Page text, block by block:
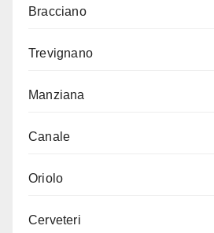
Bracciano
Trevignano
Manziana
Canale
Oriolo
Cerveteri